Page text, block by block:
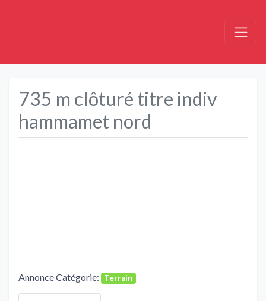
735 m clôturé titre indiv
hammamet nord
Annonce Catégorie: Terrain